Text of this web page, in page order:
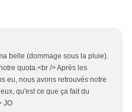
belle (dommage sous la pluie).
quota.<br /> Après les
eu, nous avons retrouvés notre
qu'est ce que ça fait du
JO